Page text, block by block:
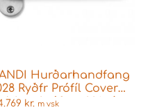
Hurðarhandfang
Ryðfr Prófíl Cover
skrúfur, ekki rétt
kr. m vsk